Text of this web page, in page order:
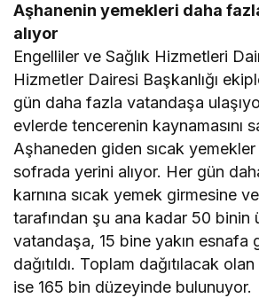
Aşhanenin yemekleri daha
alıyor
Engelliler ve Sağlık Hizmetleri
Hizmetler Dairesi Başkanlığı
gün daha fazla vatandaşa
evlerde tencerenin kaynamasını
Aşhaneden giden sıcak
sofrada yerini alıyor. Her gün
karnına sıcak yemek girmesine
tarafından şu ana kadar 50 binin
vatandaşa, 15 bine yakın esnafa
dağıtıldı. Toplam dağıtılacak olan
ise 165 bin düzeyinde bulunuyor.